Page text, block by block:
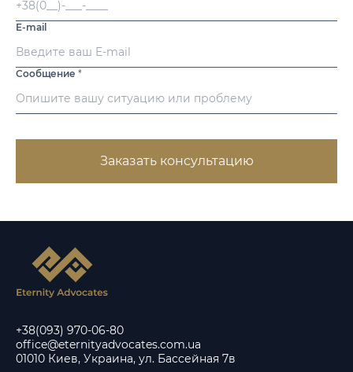
E-mail
Сообщение *
Заказать консультацию
+38(093) 970-06-80
office@eternityadvocates.com.ua
01010 Киев, Украина, ул. Бассейная 7в